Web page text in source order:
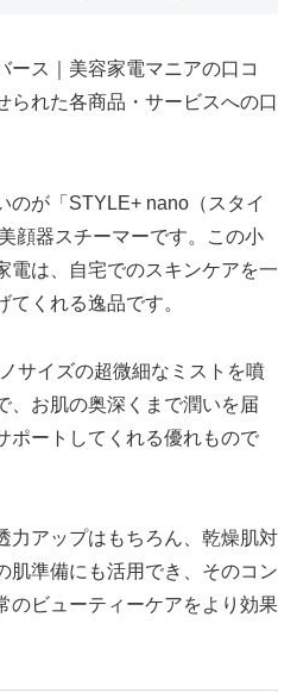
ス｜美容家電マニアの口コ
られた各商品・サービスへの口
のが「STYLE+ nano（スタイ
顔器スチーマーです。この小
電は、自宅でのスキンケアを一
くれる逸品です。
サイズの超微細なミストを噴
、お肌の奥深くまで潤いを届
ポートしてくれる優れもので
力アップはもちろん、乾燥肌対
肌準備にも活用でき、そのコン
のビューティーケアをより効果